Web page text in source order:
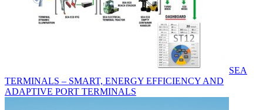
SEA
TERMINALS – SMART, ENERGY EFFICIENCY AND
ADAPTIVE PORT TERMINALS